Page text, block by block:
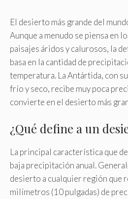
El desierto más grande del
Aunque a menudo se piensa en
paisajes áridos y calurosos, la
basa en la cantidad de
temperatura. La Antártida, con
frío y seco, recibe muy poca
convierte en el desierto más
¿Qué define a un
La principal característica que
baja precipitación anual.
desierto a cualquier región que
milímetros (10 pulgadas) de